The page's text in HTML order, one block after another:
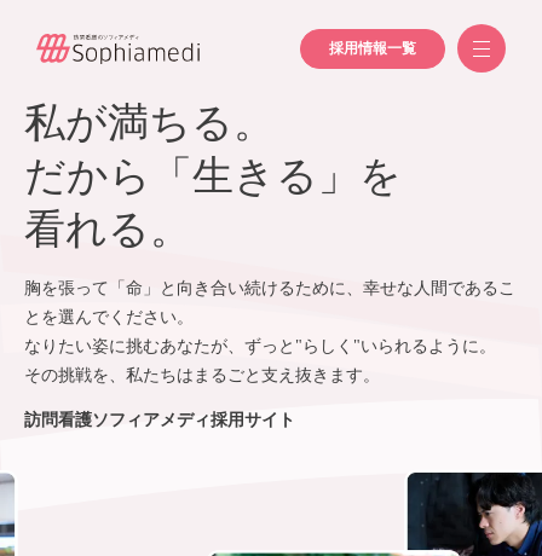
採用情報一覧
訪問看護ソフィアメディ採用サイト
私が満ちる。
だから「生きる」を
看れる。
胸を張って「命」と向き合い続けるために、幸せな人間であるこ
とを選んでください。
なりたい姿に挑むあなたが、ずっと"らしく"いられるように。
その挑戦を、私たちはまるごと支え抜きます。